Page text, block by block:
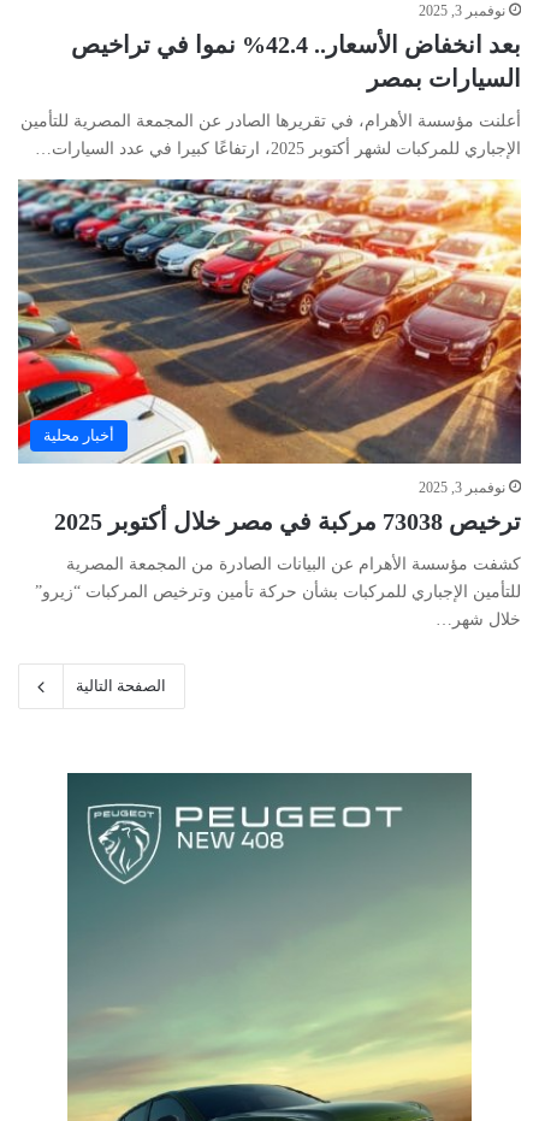
نوفمبر 3, 2025
بعد انخفاض الأسعار.. 42.4% نموا في تراخيص
السيارات بمصر
أعلنت مؤسسة الأهرام، في تقريرها الصادر عن المجمعة المصرية للتأمين
الإجباري للمركبات لشهر أكتوبر 2025، ارتفاعًا كبيرا في عدد السيارات…
أخبار محلية
نوفمبر 3, 2025
ترخيص 73038 مركبة في مصر خلال أكتوبر 2025
كشفت مؤسسة الأهرام عن البيانات الصادرة من المجمعة المصرية
للتأمين الإجباري للمركبات بشأن حركة تأمين وترخيص المركبات “زيرو”
خلال شهر…
الصفحة التالية